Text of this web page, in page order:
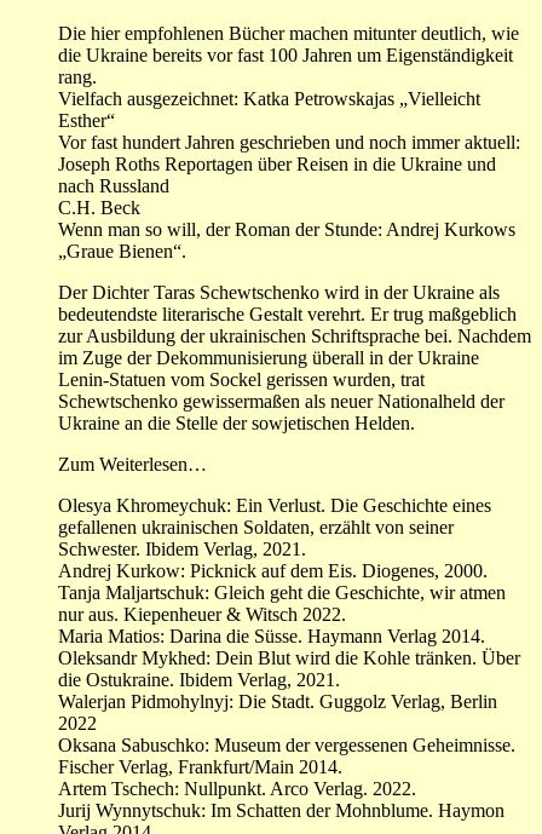
Die hier empfohlenen Bücher machen mitunter deutlich, wie
die Ukraine bereits vor fast 100 Jahren um Eigenständigkeit
rang.
Vielfach ausgezeichnet: Katka Petrowskajas „Vielleicht
Esther“
Vor fast hundert Jahren geschrieben und noch immer aktuell:
Joseph Roths Reportagen über Reisen in die Ukraine und
nach Russland
C.H. Beck
Wenn man so will, der Roman der Stunde: Andrej Kurkows
„Graue Bienen“.
Der Dichter Taras Schewtschenko wird in der Ukraine als
bedeutendste literarische Gestalt verehrt. Er trug maßgeblich
zur Ausbildung der ukrainischen Schriftsprache bei. Nachdem
im Zuge der Dekommunisierung überall in der Ukraine
Lenin-Statuen vom Sockel gerissen wurden, trat
Schewtschenko gewissermaßen als neuer Nationalheld der
Ukraine an die Stelle der sowjetischen Helden.
Zum Weiterlesen…
Olesya Khromeychuk: Ein Verlust. Die Geschichte eines
gefallenen ukrainischen Soldaten, erzählt von seiner
Schwester. Ibidem Verlag, 2021.
Andrej Kurkow: Picknick auf dem Eis. Diogenes, 2000.
Tanja Maljartschuk: Gleich geht die Geschichte, wir atmen
nur aus. Kiepenheuer & Witsch 2022.
Maria Matios: Darina die Süsse. Haymann Verlag 2014.
Oleksandr Mykhed: Dein Blut wird die Kohle tränken. Über
die Ostukraine. Ibidem Verlag, 2021.
Walerjan Pidmohylnyj: Die Stadt. Guggolz Verlag, Berlin
2022
Oksana Sabuschko: Museum der vergessenen Geheimnisse.
Fischer Verlag, Frankfurt/Main 2014.
Artem Tschech: Nullpunkt. Arco Verlag. 2022.
Jurij Wynnytschuk: Im Schatten der Mohnblume. Haymon